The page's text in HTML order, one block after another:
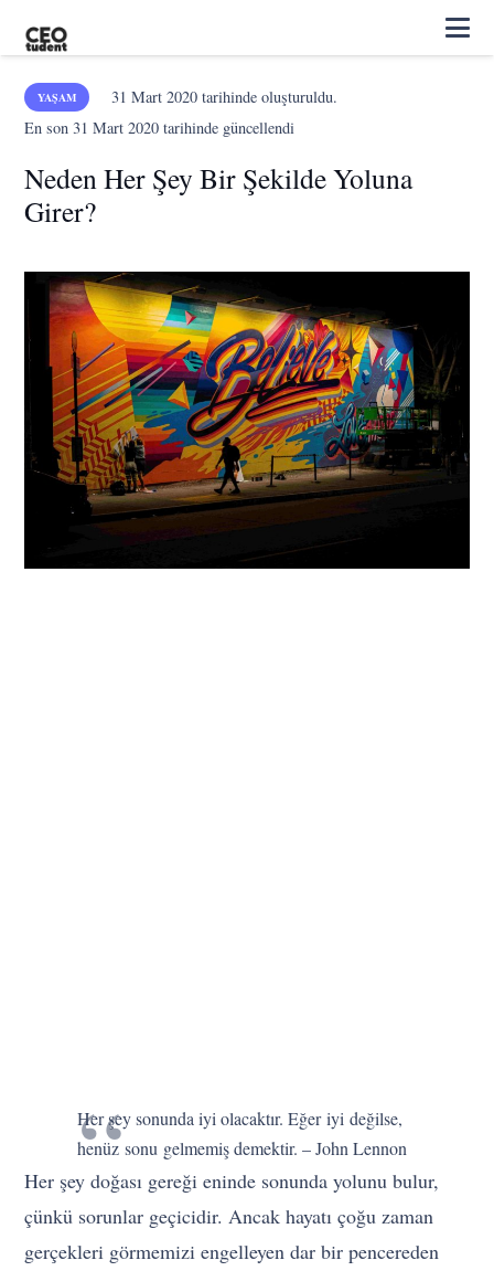
YAŞAM 31 Mart 2020tarihinde oluşturuldu.
En son31 Mart 2020 tarihinde güncellendi
Neden Her Şey Bir Şekilde Yoluna
Girer?
Her şey sonunda iyi olacaktır. Eğer iyi değilse,
henüz sonu gelmemiş demektir. – John Lennon
Her şey doğası gereği eninde sonunda yolunu bulur,
çünkü sorunlar geçicidir. Ancak hayatı çoğu zaman
gerçekleri görmemizi engelleyen dar bir pencereden